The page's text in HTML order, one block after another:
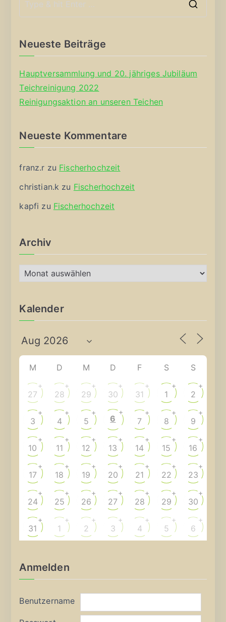
Neueste Beiträge
Hauptversammlung und 20. jähriges Jubiläum
Teichreinigung 2022
Reinigungsaktion an unseren Teichen
Neueste Kommentare
franz.r zu Fischerhochzeit
christian.k zu Fischerhochzeit
kapfi zu Fischerhochzeit
Archiv
r
h
v
Kalender
M D M D F S S
27
+
28
+
29
+
30
+
31
+
1
+
2
+
3
+
4
+
5
+
6
+
7
+
8
+
9
+
10
+
11
+
12
+
13
+
14
+
15
+
16
+
17
+
18
+
19
+
20
+
21
+
22
+
23
+
24
+
25
+
26
+
27
+
28
+
29
+
30
+
31
+
1
+
2
+
3
+
4
+
5
+
6
+
Anmelden
Benutzername